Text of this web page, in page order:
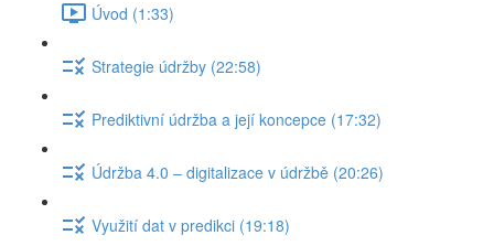
Úvod (1:33)
Strategie údržby (22:58)
Prediktivní údržba a její koncepce (17:32)
Údržba 4.0 – digitalizace v údržbě (20:26)
Využití dat v predikci (19:18)